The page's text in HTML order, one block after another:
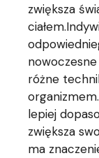
zwiększa
różne
lepiej
zwiększa
ma